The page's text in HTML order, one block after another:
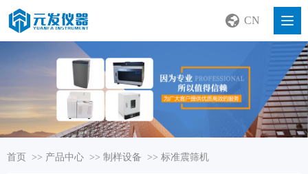
CN
首页 >> 产品中心 >> 制样设备 >> 标准震筛机